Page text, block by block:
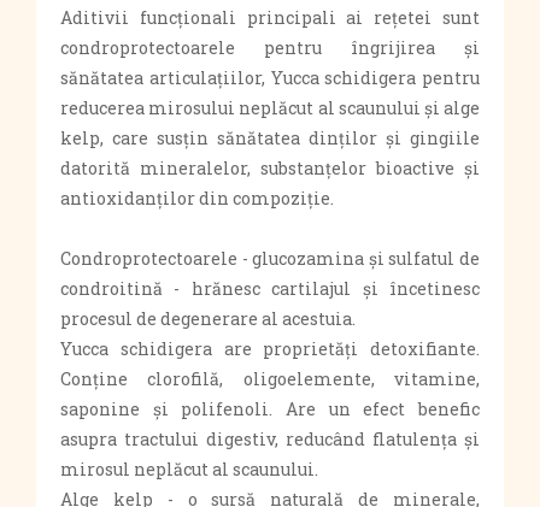
Aditivii funcționali principali ai rețetei sunt
condroprotectoarele pentru îngrijirea și
sănătatea articulațiilor, Yucca schidigera pentru
reducerea mirosului neplăcut al scaunului și alge
kelp, care susțin sănătatea dinților și gingiile
datorită mineralelor, substanțelor bioactive și
antioxidanților din compoziție.
Condroprotectoarele - glucozamina și sulfatul de
condroitină - hrănesc cartilajul și încetinesc
procesul de degenerare al acestuia.
Yucca schidigera are proprietăți detoxifiante.
Conține clorofilă, oligoelemente, vitamine,
saponine și polifenoli. Are un efect benefic
asupra tractului digestiv, reducând flatulența și
mirosul neplăcut al scaunului.
Alge kelp - o sursă naturală de minerale,